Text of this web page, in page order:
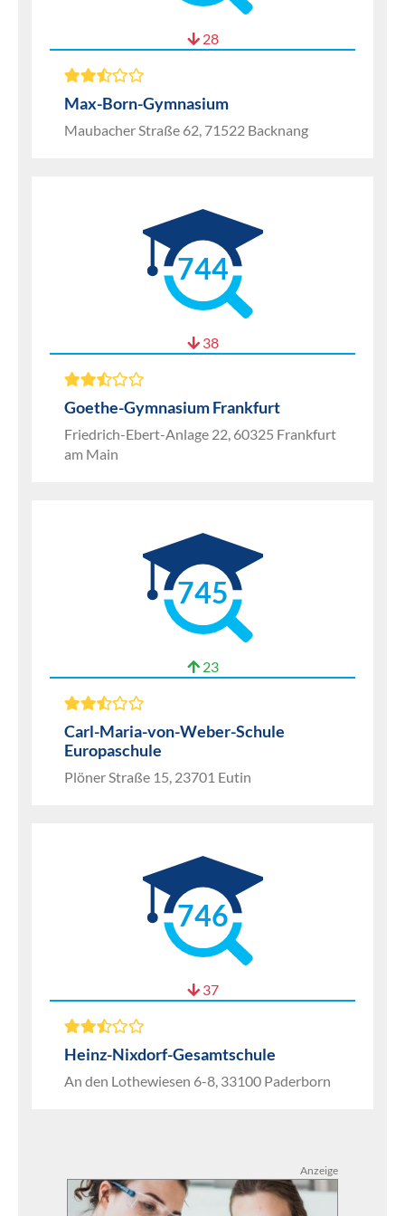
28
Max-Born-Gymnasium
Maubacher Straße 62, 71522 Backnang
744
38
Goethe-Gymnasium Frankfurt
Friedrich-Ebert-Anlage 22, 60325 Frankfurt
am Main
745
23
Carl-Maria-von-Weber-Schule
Europaschule
Plöner Straße 15, 23701 Eutin
746
37
Heinz-Nixdorf-Gesamtschule
An den Lothewiesen 6-8, 33100 Paderborn
Anzeige